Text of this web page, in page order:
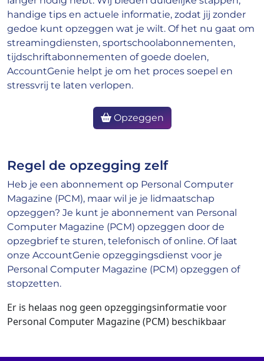
handige tips en actuele informatie, zodat jij zonder
gedoe kunt opzeggen wat je wilt. Of het nu gaat om
streamingdiensten, sportschoolabonnementen,
tijdschriftabonnementen of goede doelen,
AccountGenie helpt je om het proces soepel en
stressvrij te laten verlopen.
Opzeggen
Regel de opzegging zelf
Heb je een abonnement op Personal Computer
Magazine (PCM), maar wil je je lidmaatschap
opzeggen? Je kunt je abonnement van Personal
Computer Magazine (PCM) opzeggen door de
opzegbrief te sturen, telefonisch of online. Of laat
onze AccountGenie opzeggingsdienst voor je
Personal Computer Magazine (PCM) opzeggen of
stopzetten.
Er is helaas nog geen opzeggingsinformatie voor
Personal Computer Magazine (PCM) beschikbaar